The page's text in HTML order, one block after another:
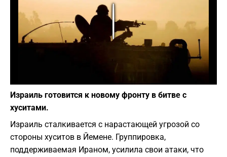
Play
Израиль готовится к новому фронту в битве с
хуситами.
Израиль сталкивается с нарастающей угрозой со
стороны хуситов в Йемене. Группировка,
поддерживаемая Ираном, усилила свои атаки, что